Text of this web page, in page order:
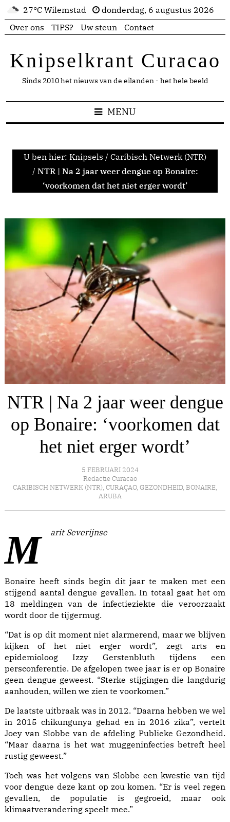
27°C Wilemstad
donderdag, 6 augustus 2026
Over ons
TIPS? Uw steun Contact
Knipselkrant Curacao
Sinds 2010 het nieuws van de eilanden - het hele beeld
MENU
U ben hier: Knipsels / Caribisch Netwerk (NTR)
/ NTR | Na 2 jaar weer dengue op Bonaire:
‘voorkomen dat het niet erger wordt’
NTR | Na 2 jaar weer dengue
op Bonaire: ‘voorkomen dat
het niet erger wordt’
5 FEBRUARI 2024
Redactie Curacao
CARIBISCH NETWERK (NTR), CURAÇAO, GEZONDHEID, BONAIRE,
ARUBA
Marit Severijnse
Bonaire heeft sinds begin dit jaar te maken met een
stijgend aantal dengue gevallen. In totaal gaat het om
18 meldingen van de infectieziekte die veroorzaakt
wordt door de tijgermug.
“Dat is op dit moment niet alarmerend, maar we blijven
kijken of het niet erger wordt”, zegt arts en
epidemioloog Izzy Gerstenbluth tijdens een
persconferentie. De afgelopen twee jaar is er op Bonaire
geen dengue geweest. “Sterke stijgingen die langdurig
aanhouden, willen we zien te voorkomen.”
De laatste uitbraak was in 2012. “Daarna hebben we wel
in 2015 chikungunya gehad en in 2016 zika”, vertelt
Joey van Slobbe van de afdeling Publieke Gezondheid.
“Maar daarna is het wat muggeninfecties betreft heel
rustig geweest.”
Toch was het volgens van Slobbe een kwestie van tijd
voor dengue deze kant op zou komen. “Er is veel regen
gevallen, de populatie is gegroeid, maar ook
klimaatverandering speelt mee.”